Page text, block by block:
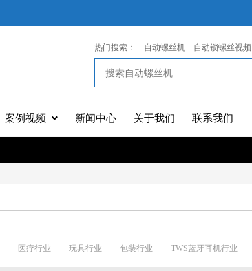
热门搜索： 自动螺丝机 自动锁螺丝视频
案例视频 新闻中心 关于我们 联系我们
医疗行业 玩具行业 包装行业 TWS蓝牙耳机行业